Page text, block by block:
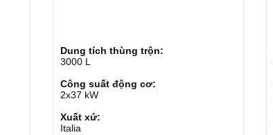
Dung tích thùng trộn:
3000 L
Công suất động cơ:
2x37 kW
Xuất xứ:
Italia